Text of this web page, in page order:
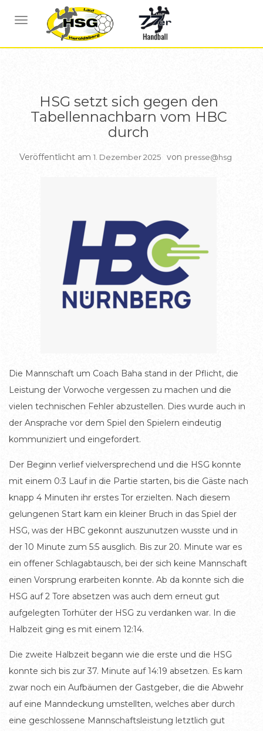
NAVIGATION UMSCHALTEN
BERICHTE HSG2
HSG setzt sich gegen den
Tabellennachbarn vom HBC
durch
Veröffentlicht am 1. Dezember 2025 von presse@hsg
Die Mannschaft um Coach Baha stand in der Pflicht, die
Leistung der Vorwoche vergessen zu machen und die
vielen technischen Fehler abzustellen. Dies wurde auch in
der Ansprache vor dem Spiel den Spielern eindeutig
kommuniziert und eingefordert.
Der Beginn verlief vielversprechend und die HSG konnte
mit einem 0:3 Lauf in die Partie starten, bis die Gäste nach
knapp 4 Minuten ihr erstes Tor erzielten. Nach diesem
gelungenen Start kam ein kleiner Bruch in das Spiel der
HSG, was der HBC gekonnt auszunutzen wusste und in
der 10 Minute zum 5:5 ausglich. Bis zur 20. Minute war es
ein offener Schlagabtausch, bei der sich keine Mannschaft
einen Vorsprung erarbeiten konnte. Ab da konnte sich die
HSG auf 2 Tore absetzen was auch dem erneut gut
aufgelegten Torhüter der HSG zu verdanken war. In die
Halbzeit ging es mit einem 12:14.
Die zweite Halbzeit begann wie die erste und die HSG
konnte sich bis zur 37. Minute auf 14:19 absetzen. Es kam
zwar noch ein Aufbäumen der Gastgeber, die die Abwehr
auf eine Manndeckung umstellten, welches aber durch
eine geschlossene Mannschaftsleistung letztlich gut